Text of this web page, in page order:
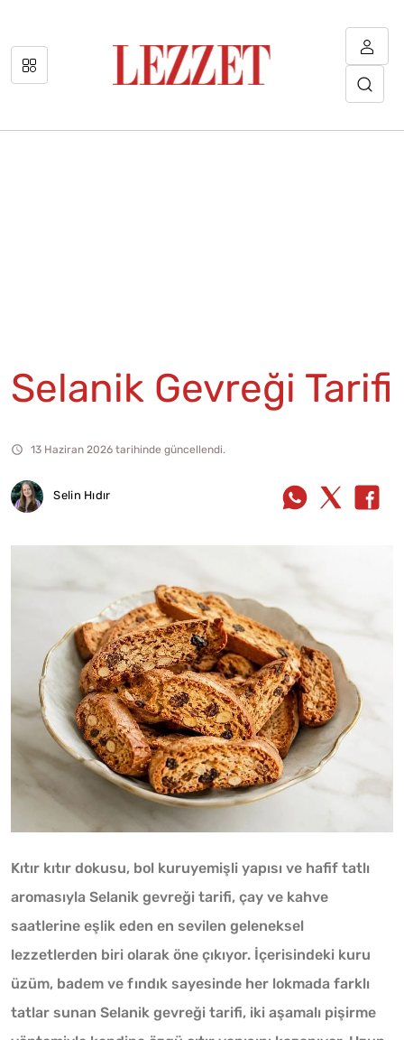
Selanik Gevreği Tarifi
13 Haziran 2026 tarihinde güncellendi.
Selin Hıdır
Kıtır kıtır dokusu, bol kuruyemişli yapısı ve hafif tatlı
aromasıyla Selanik gevreği tarifi, çay ve kahve
saatlerine eşlik eden en sevilen geleneksel
lezzetlerden biri olarak öne çıkıyor. İçerisindeki kuru
üzüm, badem ve fındık sayesinde her lokmada farklı
tatlar sunan Selanik gevreği tarifi, iki aşamalı pişirme